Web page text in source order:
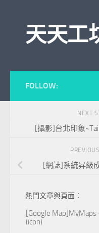
天天工
FOLLOW:
NEXT
[攝影]台北印象
[網誌]系統昇級
熱門文章與頁面︰
[Google
(icon)